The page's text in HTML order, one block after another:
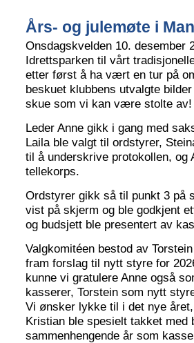
Års- og julemøte i
Onsdagskvelden 10. desember
Idrettsparken til vårt
etter først å ha vært en tur på
beskuet klubbens utvalgte
skue som vi kan være stolte av!
Leder Anne gikk i gang med
Laila ble valgt til ordstyrer,
til å underskrive protokollen, og
tellekorps.
Ordstyrer gikk så til punkt 3 på
vist på skjerm og ble godkjent
og budsjett ble presentert av
Valgkomitéen bestod av
fram forslag til nytt styre for
kunne vi gratulere Anne også
kasserer, Torstein som nytt
Vi ønsker lykke til i det nye
Kristian ble spesielt takket med
sammenhengende år som